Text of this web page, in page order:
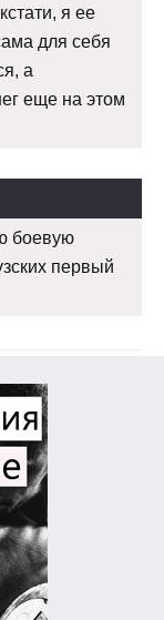
я ее
для себя
а
еще на этом
боевую
первый